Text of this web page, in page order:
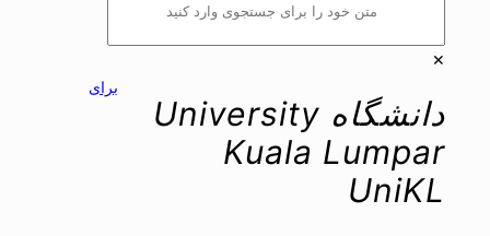
✕
دانشگاه University
Kuala Lumpar
UniKL
برای